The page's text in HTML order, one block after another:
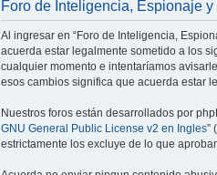
Foro de Inteligencia, Espionaje
Al ingresar en “Foro de Inteligencia,
acuerda estar legalmente sometido a los
cualquier momento e intentaríamos
esos cambios significa que acuerda estar
Nuestros foros están desarrollados por
GNU General Public License v2 en Ingles”
estrictamente los excluye de lo que